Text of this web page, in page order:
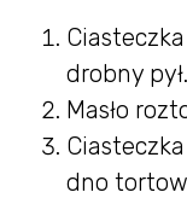
drobny pył.
Masło
dno